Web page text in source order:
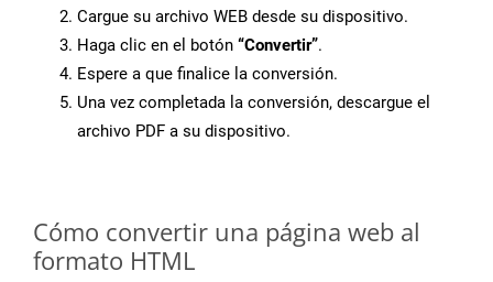
Cargue su archivo WEB desde su dispositivo.
Haga clic en el botón “Convertir”.
Espere a que finalice la conversión.
Una vez completada la conversión, descargue el
archivo PDF a su dispositivo.
Cómo convertir una página web al
formato HTML